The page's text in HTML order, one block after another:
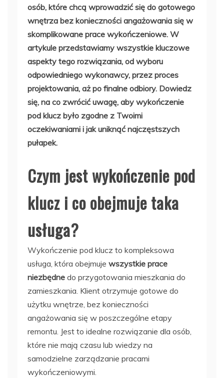
osób, które chcą wprowadzić się do gotowego
wnętrza bez konieczności angażowania się w
skomplikowane prace wykończeniowe. W
artykule przedstawiamy wszystkie kluczowe
aspekty tego rozwiązania, od wyboru
odpowiedniego wykonawcy, przez proces
projektowania, aż po finalne odbiory. Dowiedz
się, na co zwrócić uwagę, aby wykończenie
pod klucz było zgodne z Twoimi
oczekiwaniami i jak uniknąć najczęstszych
pułapek.
Czym jest wykończenie pod
klucz i co obejmuje taka
usługa?
Wykończenie pod klucz to kompleksowa
usługa, która obejmuje wszystkie prace
niezbędne do przygotowania mieszkania do
zamieszkania. Klient otrzymuje gotowe do
użytku wnętrze, bez konieczności
angażowania się w poszczególne etapy
remontu. Jest to idealne rozwiązanie dla osób,
które nie mają czasu lub wiedzy na
samodzielne zarządzanie pracami
wykończeniowymi.